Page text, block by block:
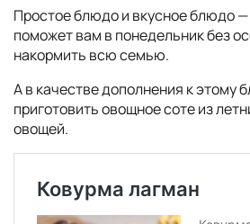
Простое блюдо и вкусное блюдо
поможет вам в понедельник без
накормить всю семью.
А в качестве дополнения к этому
приготовить овощное соте из
овощей.